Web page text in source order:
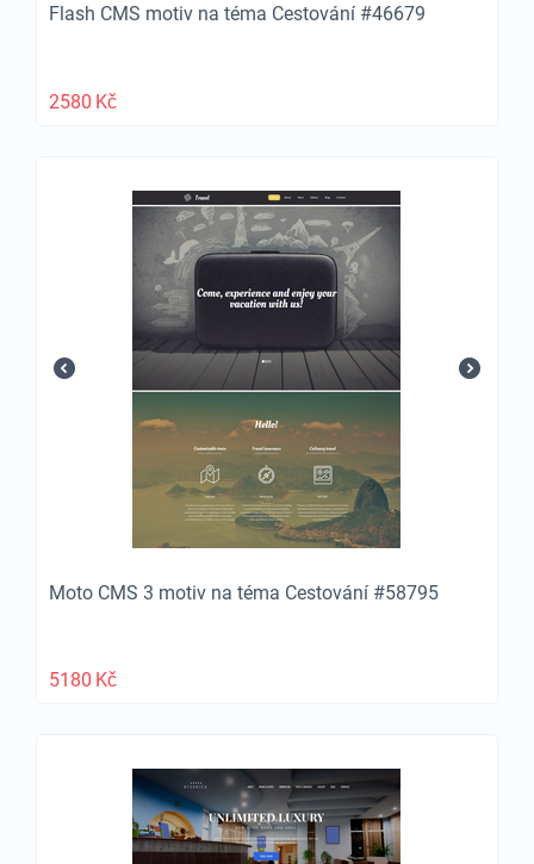
Flash CMS motiv na téma Cestování #46679
2580 Kč
Moto CMS 3 motiv na téma Cestování #58795
5180 Kč